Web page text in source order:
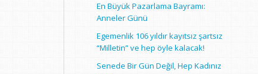
En Büyük Pazarlama Bayramı:
Anneler Günü
Egemenlik 106 yıldır kayıtsız şartsız
“Milletin” ve hep öyle kalacak!
Senede Bir Gün Değil, Hep Kadınız